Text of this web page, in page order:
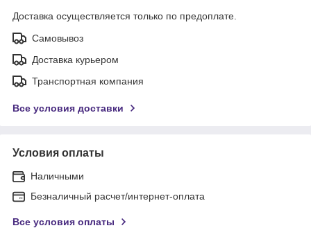
Доставка осуществляется только по предоплате.
Самовывоз
Доставка курьером
Транспортная компания
Все условия доставки
Условия оплаты
Наличными
Безналичный расчет/интернет-оплата
Все условия оплаты